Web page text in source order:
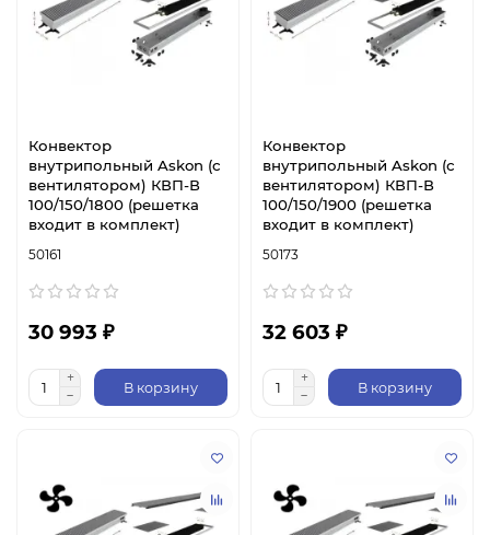
Конвектор
внутрипольный Askon (с
вентилятором) КВП-В
100/150/1800 (решетка
входит в комплект)
50161
30 993 ₽
В корзину
Конвектор
внутрипольный Askon (с
вентилятором) КВП-В
100/150/1900 (решетка
входит в комплект)
50173
32 603 ₽
В корзину